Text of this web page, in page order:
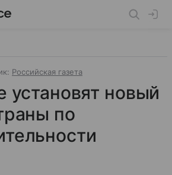
Российская газета
установят новый
по